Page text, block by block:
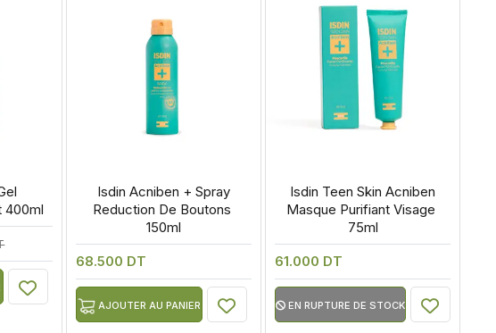
400ml
Isdin Acniben + Spray
Reduction De Boutons
150ml
68.500 DT
AJOUTER AU PANIER
Isdin Teen Skin Acniben
Masque Purifiant Visage
75ml
61.000 DT
EN RUPTURE DE STOCK